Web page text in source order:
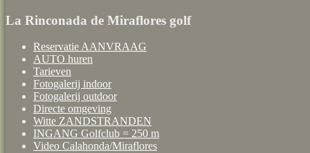
La Rinconada de Miraflores golf
Reservatie AANVRAAG
AUTO huren
Tarieven
Fotogalerij indoor
Fotogalerij outdoor
Directe omgeving
Witte ZANDSTRANDEN
INGANG Golfclub = 250 m
Video Calahonda/Miraflores